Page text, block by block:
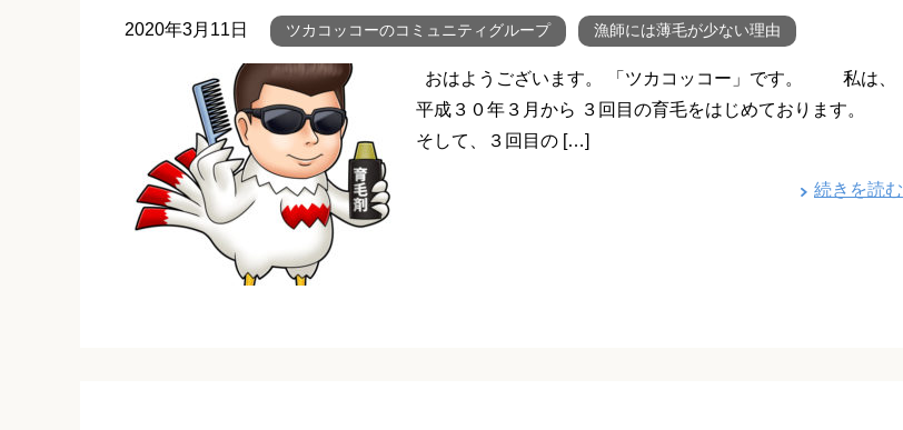
2020年3月11日 ツカコッコーのコミュニティグループ 漁師には薄毛が少ない理由
おはようございます。 「ツカコッコー」です。 私は、
平成３０年３月から ３回目の育毛をはじめております。
そして、３回目の […]
続きを読む